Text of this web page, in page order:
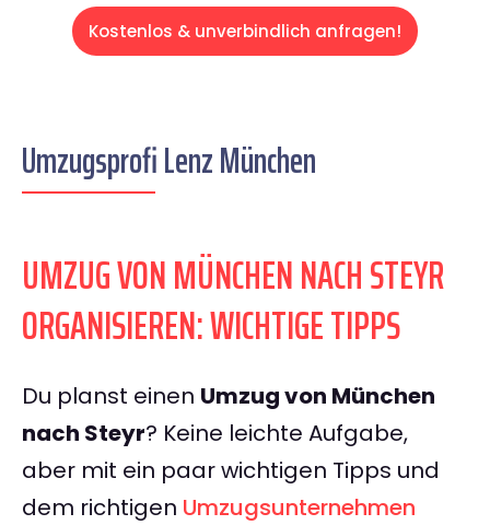
Kostenlos & unverbindlich anfragen!
Umzugsprofi Lenz München
UMZUG VON MÜNCHEN NACH STEYR
ORGANISIEREN: WICHTIGE TIPPS
Du planst einen Umzug von München
nach Steyr? Keine leichte Aufgabe,
aber mit ein paar wichtigen Tipps und
dem richtigen Umzugsunternehmen